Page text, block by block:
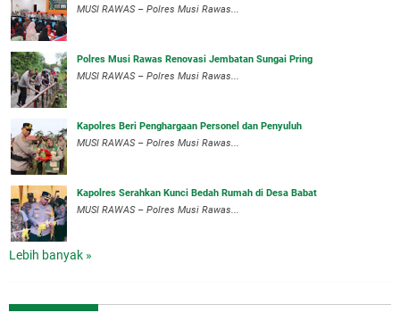
MUSI RAWAS – Polres Musi Rawas...
Polres Musi Rawas Renovasi Jembatan Sungai Pring
MUSI RAWAS – Polres Musi Rawas...
Kapolres Beri Penghargaan Personel dan Penyuluh
MUSI RAWAS – Polres Musi Rawas...
Kapolres Serahkan Kunci Bedah Rumah di Desa Babat
MUSI RAWAS – Polres Musi Rawas...
Lebih banyak »